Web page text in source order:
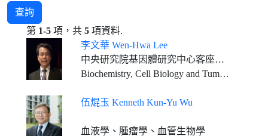
查詢
第 1-5 項，共 5 項資料.
李文華 Wen-Hwa Lee
中央研究院基因體研究中心客座講座
Biochemistry, Cell Biology and Tumor Biology
伍焜玉 Kenneth Kun-Yu Wu
血液學、腫瘤學、血管生物學